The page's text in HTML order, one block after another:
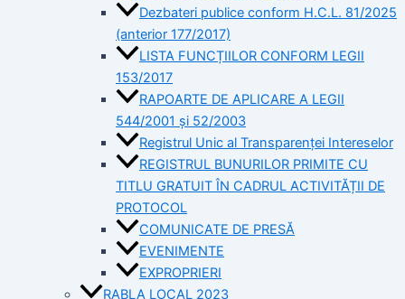
Dezbateri publice conform H.C.L. 81/2025
(anterior 177/2017)
LISTA FUNCȚIILOR CONFORM LEGII
153/2017
RAPOARTE DE APLICARE A LEGII
544/2001 și 52/2003
Registrul Unic al Transparenței Intereselor
REGISTRUL BUNURILOR PRIMITE CU
TITLU GRATUIT ÎN CADRUL ACTIVITĂȚII DE
PROTOCOL
COMUNICATE DE PRESĂ
EVENIMENTE
EXPROPRIERI
RABLA LOCAL 2023